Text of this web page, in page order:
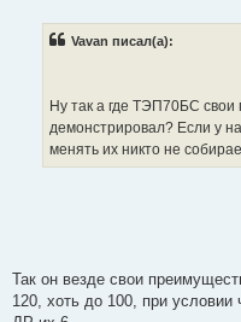
Vavan писал(а):
Ну так а где ТЭП70БС
демонстрировал? Если у
менять их никто не
Так он везде свои
120, хоть до 100, при условии